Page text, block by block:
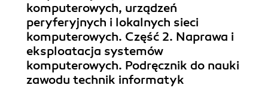
komputerowych, urządzeń
peryferyjnych i lokalnych sieci
komputerowych. Część 2. Naprawa i
eksploatacja systemów
komputerowych. Podręcznik do nauki
zawodu technik informatyk